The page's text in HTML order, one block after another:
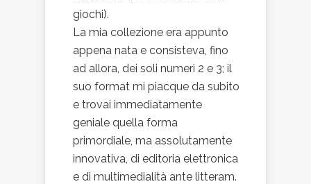
giochi).
La mia collezione era appunto
appena nata e consisteva, fino
ad allora, dei soli numeri 2 e 3; il
suo format mi piacque da subito
e trovai immediatamente
geniale quella forma
primordiale, ma assolutamente
innovativa, di editoria elettronica
e di multimedialità ante litteram.